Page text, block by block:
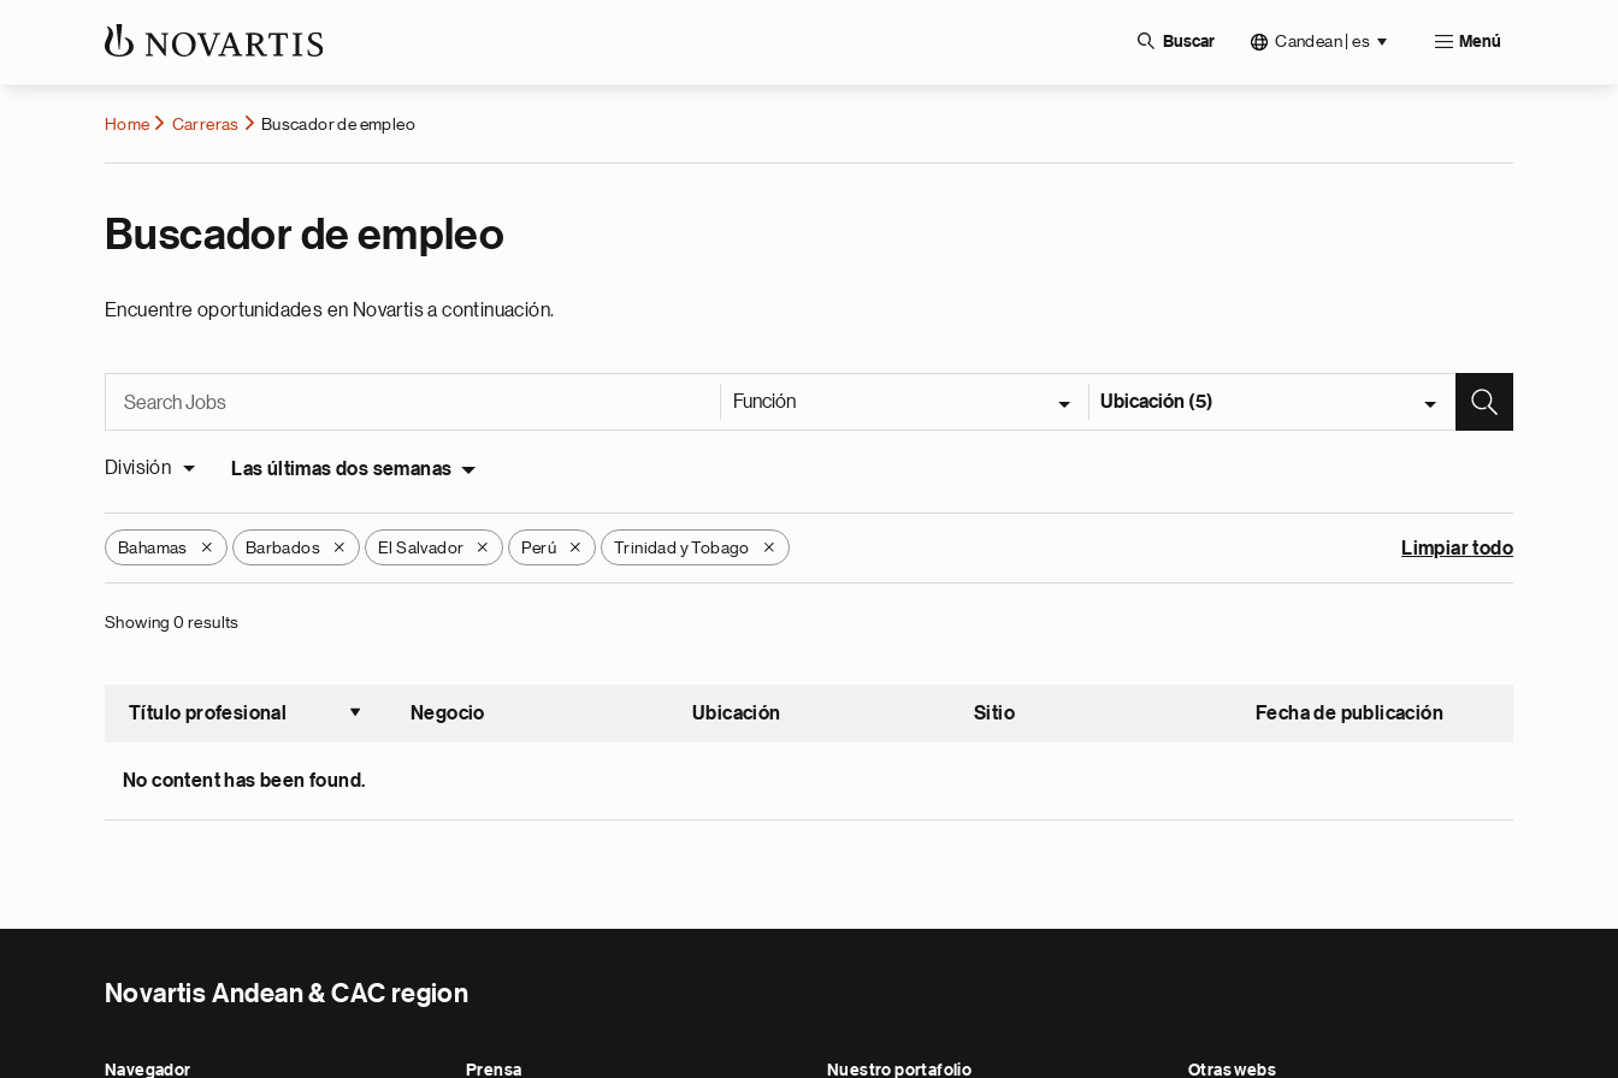
Buscar Candean | es Menú
Home Carreras Buscador de empleo
Buscador de empleo
Encuentre oportunidades en Novartis a continuación.
Función Ubicación (5)
División Las últimas dos semanas
Bahamas X Barbados X El Salvador X Perú X Trinidad y Tobago X Limpiar todo
Showing 0 results
Título profesional
Ordenar ascendente
Negocio Ubicación Sitio Fecha de publicación
No content has been found.
Novartis Andean & CAC region
Navegador Prensa Nuestro portafolio Otras webs